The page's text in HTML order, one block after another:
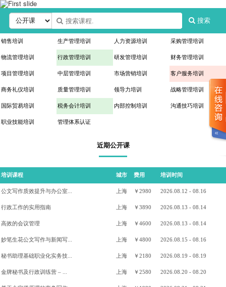
搜索
销售培训 生产管理培训 人力资源培训 采购管理培训
物流管理培训 行政管理培训 研发管理培训 财务管理培训
项目管理培训 中层管理培训 市场营销培训 客户服务培训
商务礼仪培训 质量管理培训 领导力培训 战略管理培训
国际贸易培训 税务会计培训 内部控制培训 沟通技巧培训
职业技能培训 管理体系认证
近期公开课
培训课程 城市 费用 培训时间
公文写作质效提升与办公室... 上海 ￥2980 2026.08.12 - 08.16
行政工作的实用指南 上海 ￥3890 2026.08.13 - 08.14
高效的会议管理 上海 ￥4600 2026.08.13 - 08.14
妙笔生花公文写作与新闻写... 上海 ￥4800 2026.08.15 - 08.16
秘书助理基础职业化实务技... 上海 ￥2180 2026.08.19 - 08.19
金牌秘书及行政训练营 – ... 上海 ￥2580 2026.08.20 - 08.20